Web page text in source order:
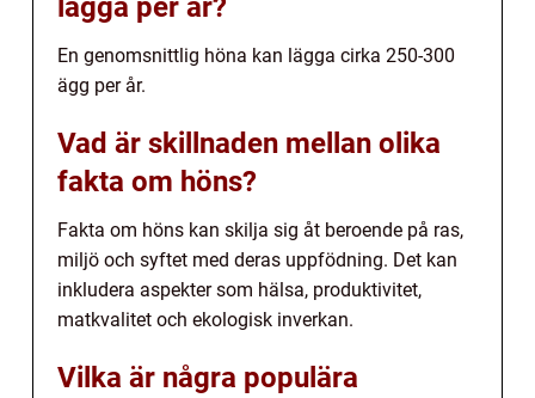
lägga per år?
En genomsnittlig höna kan lägga cirka 250-300
ägg per år.
Vad är skillnaden mellan olika
fakta om höns?
Fakta om höns kan skilja sig åt beroende på ras,
miljö och syftet med deras uppfödning. Det kan
inkludera aspekter som hälsa, produktivitet,
matkvalitet och ekologisk inverkan.
Vilka är några populära